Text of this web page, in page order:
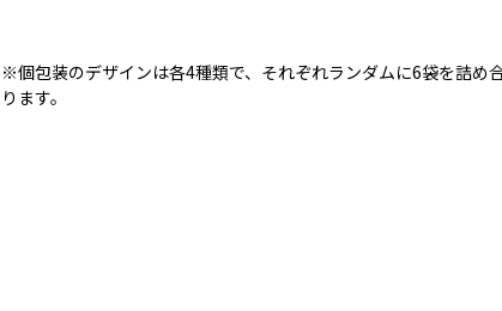
※個包装のデザインは各4種類で、それぞれランダムに6袋を詰め
ります。